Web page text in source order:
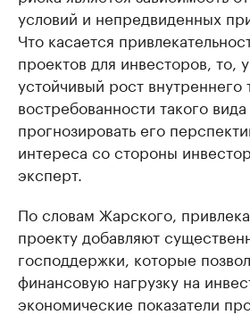
условий и непредвиденных
Что касается
проектов для инвесторов, то,
устойчивый рост внутреннего
востребованности такого
прогнозировать его
интереса со стороны
эксперт.
По словам Жарского,
проекту добавляют
господдержки, которые
финансовую нагрузку на
экономические показатели